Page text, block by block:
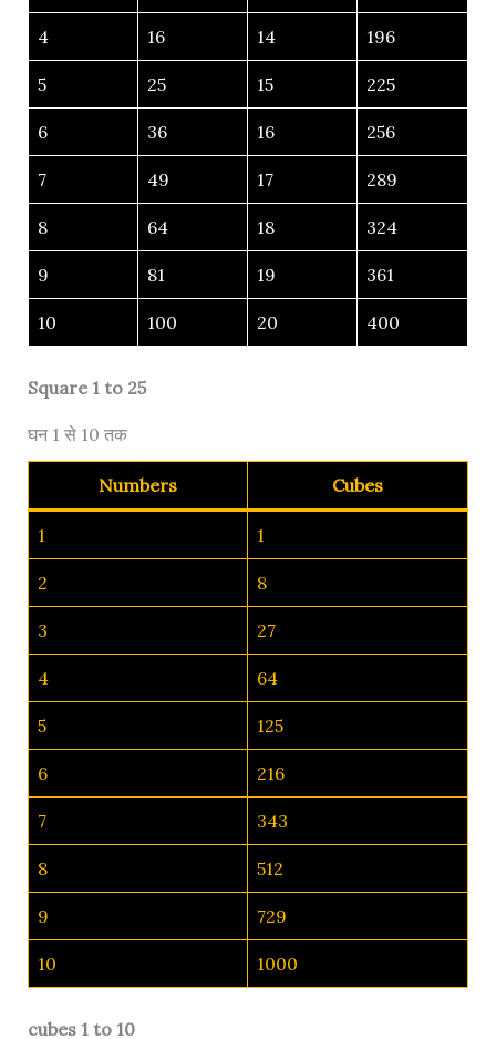
4 16 14 196
5 25 15 225
6 36 16 256
7 49 17 289
8 64 18 324
9 81 19 361
10 100 20 400
Square 1 to 25
घन 1 से 10 तक
Numbers Cubes
1 1
2 8
3 27
4 64
5 125
6 216
7 343
8 512
9 729
10 1000
cubes 1 to 10